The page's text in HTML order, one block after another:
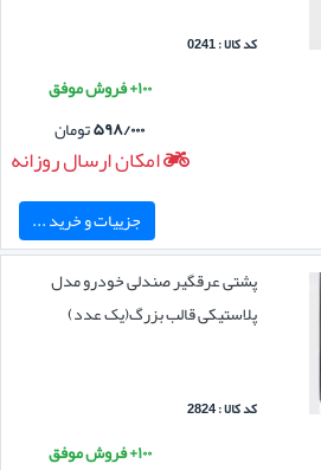
کد کالا : 0241
۱۰۰+ فروش موفق
۵۹۸/۰۰۰تومان
امکان ارسال روزانه
جزییات و خرید ...
پشتی عرقگیر صندلی خودرو مدل
پلاستیکی قالب بزرگ(یک عدد)
کد کالا : 2824
۱۰۰+ فروش موفق